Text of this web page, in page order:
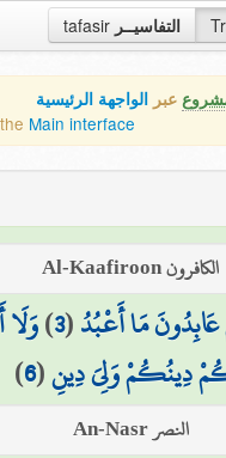
tafasir التفاسيــر
عبر الواجهة الرئيسية
Main interface
الكافرون Al-Kaafiroon
عَابِدُونَ مَا أَعْبُدُ(
3
)
دِينُكُمْ وَلِيَ دِينِ(
6
)
النصر An-Nasr